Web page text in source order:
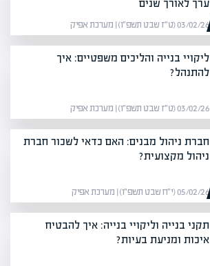
ערך לאורך שנים
03/02/26 (ט״ז שבט תשפ״ו) | מערכת אפיק
ליקויי בנייה והליכים משפטיים: איך
להתנהל?
03/02/26 (ט״ז שבט תשפ״ו) | מערכת אפיק
חברת ניהול מבנים: האם כדאי לשכור חברת
ניהול מקצועית?
05/02/26 (י״ח שבט תשפ״ו) | מערכת אפיק
תקני בנייה וליקויי בנייה: איך להבטיח
איכות ומניעת בעיות?